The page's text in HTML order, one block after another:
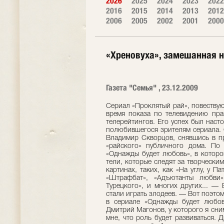
2016
2015 2014 2013 2012
2006
2005 2002 2001 2000
«Хреновуха», замешанная
Газета "Семья" , 23.12.2009
Сериал «Проклятый рай», повествующий о жизни обитателей элитного борделя, во время показа по телевидению практически постоянно занимал верхние строчки телерейтингов. Его успех был настолько очевиден, что вскоре сняли продолжение полюбив­шегося зрителям сериала. Одну из главных ролей в фильме сыграл актер Владимир Скворцов, снявшись в противоречивой роли Алика — администратора «райского» публичного дома. По российскому телека­налу сейчас идет сериал «Однажды будет любовь», в котором у актера также одна из главных ролей. Зри­тели, которые следят за творческим ростом актера, видели его и во многих других картинах, таких, как «На углу, у Патриарших», «Полнолуние», «Северный сфинкс», «Штрафбат», «Адъютанты любви», «Лебе­диный рай», «Палач», «Возвращение Турецкого», и многих других... — Владимир, в последнее время вы что-то часто стали играть злодеев. — Вот поэтому-то я поначалу не согла­шался на роль Аркадия в сериале «Однажды будет любовь». Но режиссер-постановщик этого фильма Дмитрий Магонов, у которого я снимался прежде в «Адъютантах любви», объяснил мне, что роль будет развиваться. Дима сказал, что эта роль не будет однозначно отрицательной. А так как сюжетные линии развития героев в большом сериале придумываются и пишутся, что называется, по ходу съемочного процес­са, то я попросил все-таки не делать моего героя совсем уж гнусным. Мне хотелось показать несчаст­ного, мучающегося человека, который то совершает какие-то чудовищные поступки, за которые просто стыдно, то показывает себя человеком благородным и даже положительным. Такой интересный, знако­мый всем тип, ну наподобие Остапа Бендера. Съемки сериала уже завершены, так что могу сейчас сказать, что отношение зрителей к моему Аркадию изменится кардинально, в конце концов он станет настоящим по­ложительным героем. — Сколько всего серий? — Отсняли 252 серии. — Есть что-то общее между вами и Аркадием? — Да нет. Разве что только чувство юмора. — Скажите, а как в вашей жизни возник такой персонаж Алик? — Ну, как актеры получают роли? Меня периодически приглашали на пробы, но утверждали далеко не всегда. Поэтому на встречу с режиссером фильма «Проклятый рай» Игорем Коробейниковым я отправился без особого энтузиазма. Думал, как всегда, «завернут». К тому же на студии я появился поздно вечером, уставший после сыг­ранного спектакля. Режиссер тоже выглядел утомленным, как я потом узнал, он до этого весь день встречался чуть ли не с сотней претендентов на различные роли. Я про­читал монолог из сценария, что-то попробовал изобразить и уехал, забыв об этом проекте. Но, к моему большому удивлению, через пару дней мне позвонили и сообщили, что меня утвердили на одну из главных ролей. — Вы осуждаете своего героя? — Нет, не осуждаю. Ведь, в конце концов, он распла­тился за свою, так скажем, не самую положительную сто­рону жизни... В фильме показано не то, чем занимаются обитатели этого «Рая», здесь акцент сделан на осознание ими причин, почему оказались на самом дне жизни. Герои в свое время были поставлены перед жестким выбором: этот путь или другой. Они выбрали и в финале попла­тились... Во второй части я играл своего героя иным, конечно, в итоге мне было его очень жалко. Он предстает таким спившимся алкоголиком и в то же время немного — философом, но в конце концов не выдерживает борьбы за существование и трагически погибает... — После выхода «Проклятого рая» вы, как говорит­ся, проснулись знаменитым. — Да не сказал бы, что знаменитым, но на улице узнавать стали. Однажды в Одессе зашел в магазин, продавщица внимательно на меня посмотрела и тихо так спросила: «Скажите, а вы актер?» Я так же тихо ответил: «Ну да, немного». И она как вдруг заорет на весь магазин: «Девки, а у нас в. магазине актер из «Проклятого рая»!» Это было как-то уж совсем неожиданно... — У вас здорово изменилась внешность. Нет се­режки в ухе, пижонской бородки, да и костюмчик вовсе не гламурный. — Еще вы забыли сказать о том, что я налысо стри­женный. Что касается гламура, то я сейчас снимаюсь в сериале под таким названием — «Гламур». Кстати, вместе с Эвелиной Блёданс, с которой вместе играли в «Прокля­том рае». У меня роль модельера Волнушкина, а у нее — хозяйки Дома моделей. — Повторение «Проклятого рая»? —